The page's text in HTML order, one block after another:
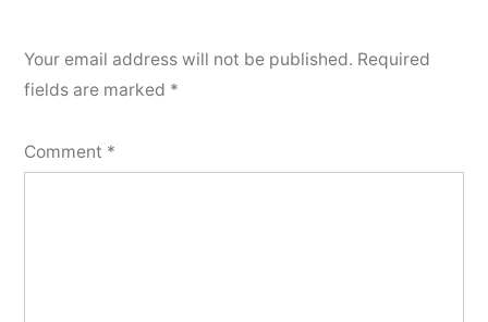
Your email address will not be published. Required
fields are marked *
Comment *